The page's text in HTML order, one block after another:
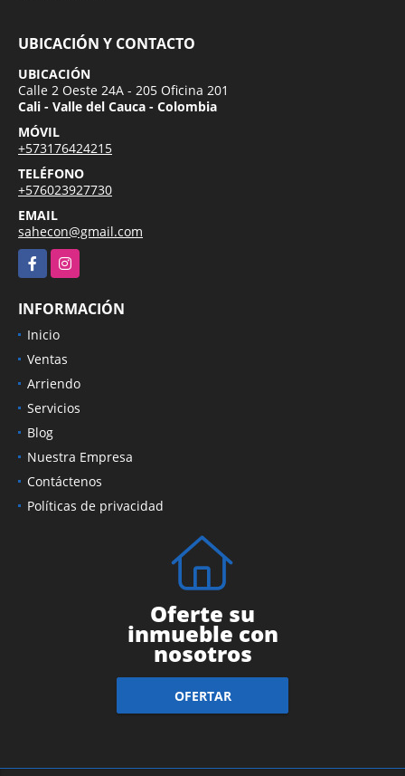
UBICACIÓN Y CONTACTO
UBICACIÓN
Calle 2 Oeste 24A - 205 Oficina 201
Cali - Valle del Cauca - Colombia
MÓVIL
+573176424215
TELÉFONO
+576023927730
EMAIL
sahecon@gmail.com
FacebookInstagram
INFORMACIÓN
Inicio
Ventas
Arriendo
Servicios
Blog
Nuestra Empresa
Contáctenos
Oferte su
inmueble con
nosotros
OFERTAR